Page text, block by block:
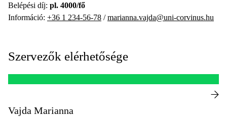
Belépési díj: pl. 4000/fő
Információ: +36 1 234-56-78 /marianna.vajda@uni-corvinus.hu
Szervezők elérhetősége
Vajda Marianna